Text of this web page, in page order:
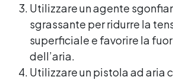
Utilizzare un agente
sgrassante per ridurre la
superficiale e favorire la
dell’aria.
Utilizzare un pistola ad aria